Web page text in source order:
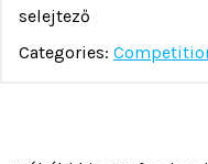
selejtező
Categories: